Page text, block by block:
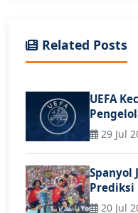
Related Posts
UEFA
29 Jul
Spanyol
Prediksi
20 Jul